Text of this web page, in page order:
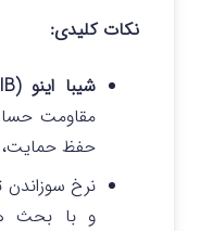
نکات کلیدی:
شیبا اینو (SHIB)
مقاومت
حفظ حمایت، میتواند
و با بحث